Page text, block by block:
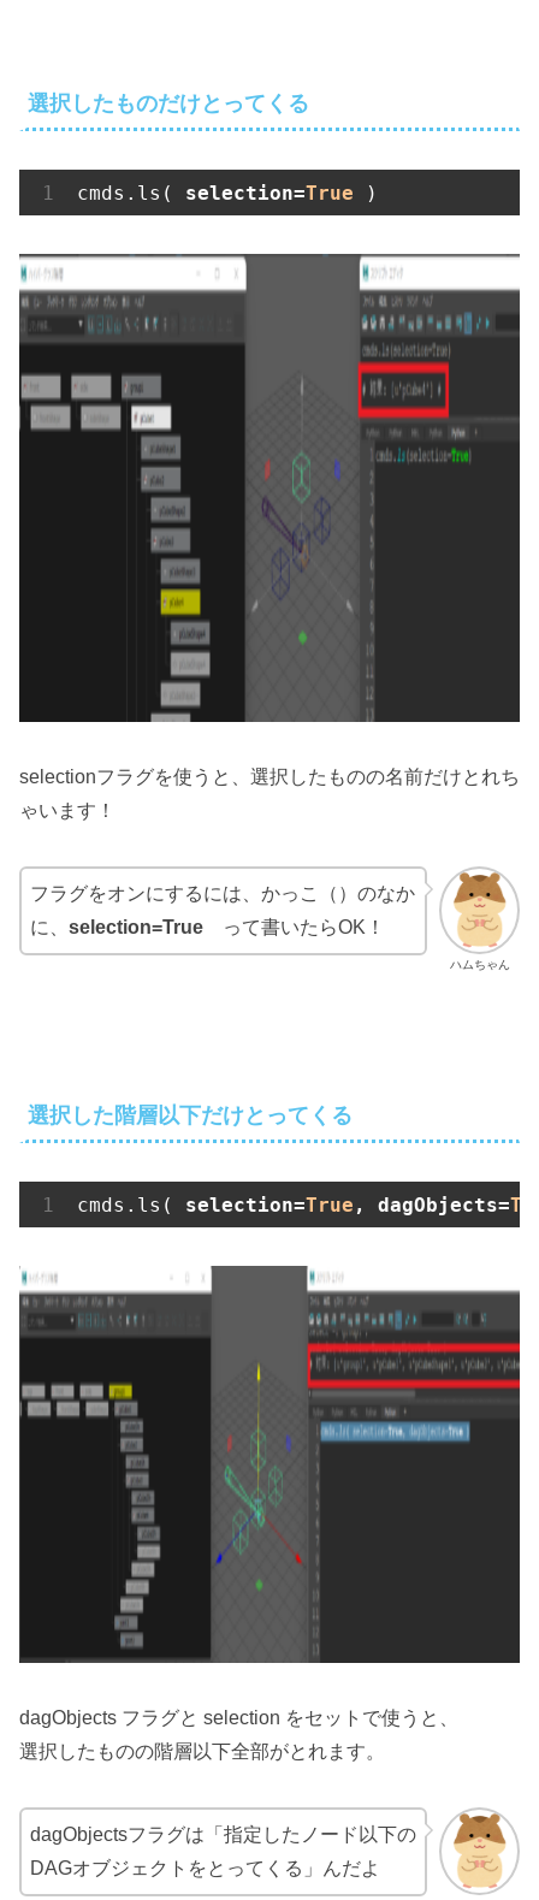
選択したものだけとってくる
cmds.ls( selection=True )
selectionフラグを使うと、選択したものの名前だけとれち
ゃいます！
ハムちゃん
フラグをオンにするには、かっこ（）のなか
に、 selection=True って書いたらOK！
選択した階層以下だけとってくる
cmds.ls( selection=True , dagObjects=
dagObjects フラグと selection をセットで使うと、
選択したものの階層以下全部がとれます。
dagObjectsフラグは「指定したノード以下の
DAGオブジェクトをとってくる」んだよ